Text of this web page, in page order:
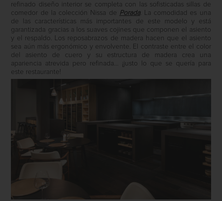
refinado diseño interior se completa con las sofisticadas sillas de
comedor de la colección Nissa de Porada. La comodidad es una
de las características más importantes de este modelo y está
garantizada gracias a los suaves cojines que componen el asiento
y el respaldo. Los reposabrazos de madera hacen que el asiento
sea aún más ergonómico y envolvente. El contraste entre el color
del asiento de cuero y su estructura de madera crea una
apariencia atrevida pero refinada… ¡justo lo que se quería para
este restaurante!